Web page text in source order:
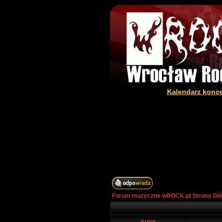
Kalendarz
Forum muzyczne wROCK.pl Strona